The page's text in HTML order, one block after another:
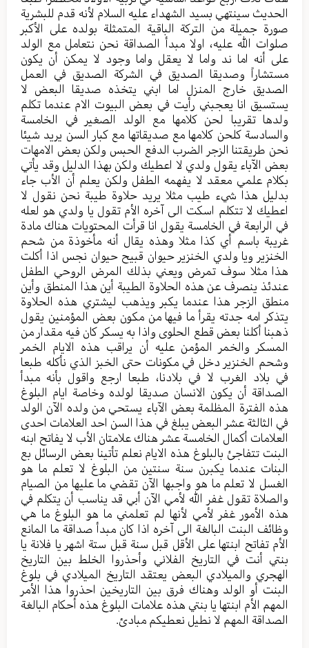
الحديث سينتهي بسيد الشهداء عليه السلام لأنه قدم للبشرية
صورة جميلة من التركة الباقية المتمثلة بولده على الأكبر
صلوات الله عليه، اولا مبدأ الصداقة نحن نتعامل مع الولد
على أنه اما ند واما لا يعقل واما وجود لا يمكن أن يكون
مستشاراً وصديقا الصديق في الشركة الصديق في العمل
الصديق خارج المنزل اما ابني يتخذه صديقا البعض لا
يستسيق انا يعجبني رأيت في بعض البيوت الام عندما تكلم
ولدها تقريبا لحن كلامها مع الولد الصغير في الخامسة
والسادسة كلحن كلامها مع صديقاتها مع كبار السن يريد شيئا
نحن طريقتنا الزجر الضرب الدفع الحبس ولكن بعض الامهات
بعض الآباء يقول ولدي لا اعطيك ولكن بهذا الدليل وقد يأتي
بكلام علمي معقد لا يفهمه الطفل ولكن يعلم أن الأب جاء
بدليل هذا شيء طيب مثلا يريد حلاوة طيبة نحن نقول لا
اعطيك لا تتكلم اسكت الى آخره الأم تقول يا ولدي هو لعله
في الرابعة في الخامسة يقول انا قرأت المحتويات هناك مادة
غريبة باسم أي كذا مثلا وهذه يقال أنه مأخوذة من شحم
الخنزير ويا ولدي الخنزير حيوان قبيح حيوان نجس اذا أكلت
هذا مثلا سوف تمرض ويعني بذلك المرض الروحي الطفل
عندئذ ينصرف عن هذه الحلاوة الطيبة أين هذا المنطق وأين
منطق الزجر هذا عندما يكبر ويذهب ليشتري هذه الحلاوة
يتذكر امه جدته يقرأ ما فيها من مكون بعض المؤمنين يقول
ذهبنا أكلنا بعض قطع الحلوى واذا به يسكر كان فيه مقدار من
المسكر والخمر المؤمن عليه أن يراقب هذه الايام الخمر
وشحم الخنزير دخل في مكونات حتى الخبز الذي نأكله طبعا
في بلاد الغرب لا في بلادنا، طبعا ارجع واقول بأنه مبدأ
الصداقة أن يكون الانسان صديقا لولده وخاصة ايام البلوغ
هذه الفترة المظلمة بعض الآباء يستحي من ولده الآن الولد
في الثالثة عشر البعض يبلغ في هذا السن احد العلامات احدى
العلامات أكمال الخامسة عشر هناك علامتان الأب لا يفاتح ابنه
البنت تتفاجئ بالبلوغ هذه الايام نعلم تأتينا بعض الرسائل بع
البنات عندما يكبرن سنة سنتين من البلوغ لا تعلم ما هو
الغسل لا تعلم ما هو واجبها الآن تقضي ما عليها من الصيام
والصلاة تقول غفر الله لأمي الآن أبي قد يناسب أن يتكلم في
هذه الأمور غفر لأمي لأنها لم تعلمني ما هو البلوغ ما هي
وظائف البنت البالغة الى آخره اذا كان مبدأ صداقة ما المانع
الأم تفاتح ابنتها على الأقل قبل سنة قبل ستة اشهر يا فلانة يا
بنتي أنت في التاريخ الفلاني وأحذروا الخلط بين التاريخ
الهجري والميلادي البعض يعتقد التاريخ الميلادي في بلوغ
البنت أو الولد وهناك فرق بين التاريخين احذروا هذا الأمر
المهم الأم ابنتها يا بنتي هذه علامات البلوغ هذه أحكام البالغة
الصداقة المهم لا نطيل نعطيكم مبادئ.